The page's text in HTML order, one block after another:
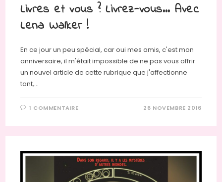
Livres et vous ? Livrez-vous… Avec
Lena Walker !
En ce jour un peu spécial, car oui mes amis, c'est mon
anniversaire, il m'était impossible de ne pas vous offrir
un nouvel article de cette rubrique que j'affectionne
tant,…
1 COMMENTAIRE 26 NOVEMBRE 2016